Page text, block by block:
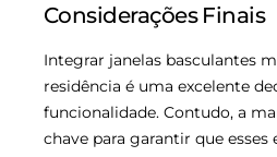
Considerações Finais
Integrar janelas basculantes
residência é uma excelente
funcionalidade. Contudo, a
chave para garantir que esses